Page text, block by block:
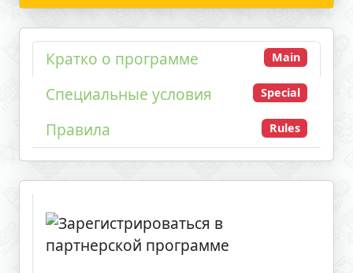
Кратко о программе Main
Специальные условия Special
Правила Rules